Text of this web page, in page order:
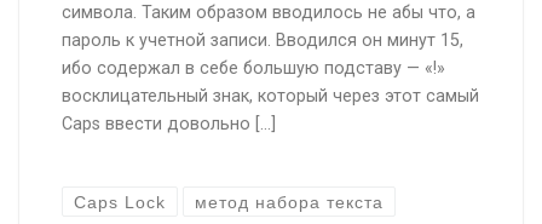
символа. Таким образом вводилось не абы что, а
пароль к учетной записи. Вводился он минут 15,
ибо содержал в себе большую подставу — «!»
восклицательный знак, который через этот самый
Caps ввести довольно […]
Caps Lock метод набора текста